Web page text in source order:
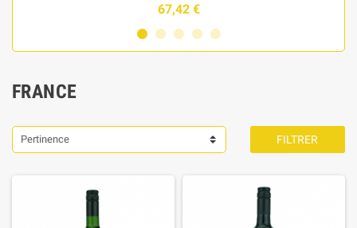
67,42 €
FRANCE
Pertinence FILTRER